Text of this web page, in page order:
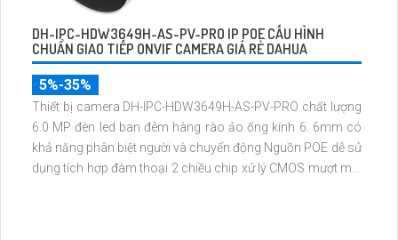
DH-IPC-HDW3649H-AS-PV-PRO IP POE CẤU HÌNH
CHUẨN GIAO TIẾP ONVIF CAMERA GIÁ RẺ DAHUA
5%-35%
Thiết bị camera DH-IPC-HDW3649H-AS-PV-PRO chất lượng
6.0 MP đèn led ban đêm hàng rào ảo ống kính 6. 6mm có
khả năng phân biệt người và chuyển động Nguồn POE dễ sử
dụng tích hợp đàm thoại 2 chiều chip xử lý CMOS mượt mà.